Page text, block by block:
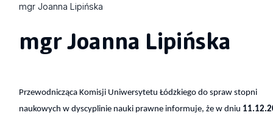
mgr Joanna Lipińska
mgr Joanna Lipińska
Przewodnicząca Komisji Uniwersytetu Łódzkiego do spraw stopni
naukowych w dyscyplinie nauki prawne informuje, że w dniu